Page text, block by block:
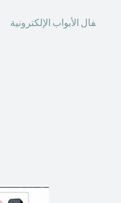
فال الأبواب الإلكترونية